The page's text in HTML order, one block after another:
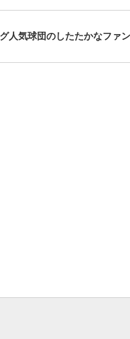
人気球団のしたたかなファ